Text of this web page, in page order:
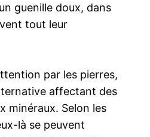
guenille doux, dans
tout leur
par les pierres,
affectant des
minéraux. Selon les
là se peuvent